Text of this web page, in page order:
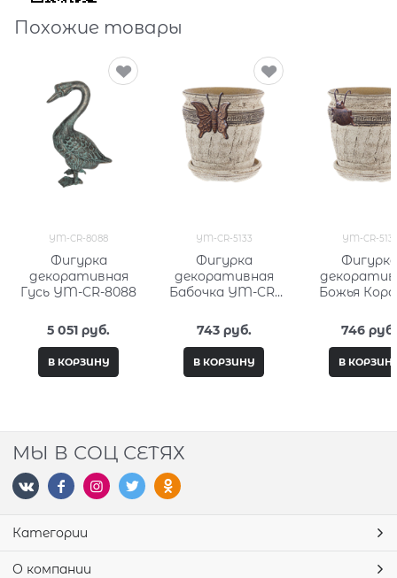
Похожие товары
YM-CR-8088
Фигурка
декоративная
Гусь YM-CR-8088
5 051 руб.
В КОРЗИНУ
YM-CR-5133
Фигурка
декоративная
Бабочка YM-CR-
743 руб.
В КОРЗИНУ
YM-CR-5131
Фигурка
Божья
746 руб.
В
МЫ В СОЦ СЕТЯХ
Категории
О компании